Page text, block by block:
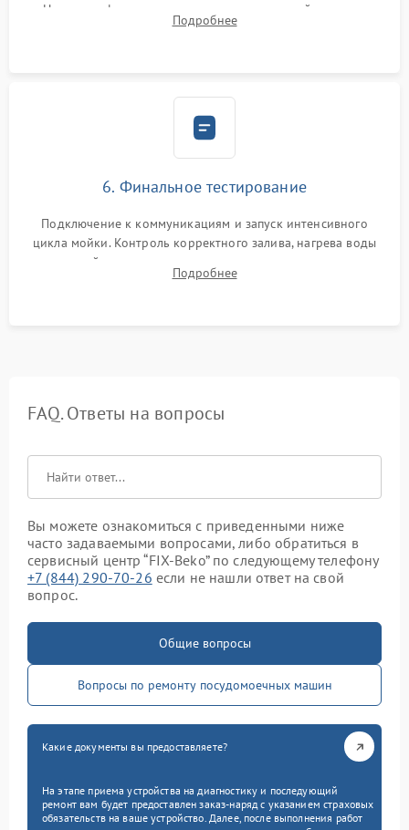
Надежная фиксация хомутов гидравлической системы,
сборка корпуса и установка датчика поплавка.
Подробнее
6. Финальное тестирование
Подключение к коммуникациям и запуск интенсивного
цикла мойки. Контроль корректного залива, нагрева воды
до нужной температуры, отсутствия посторонних шумов,
штатного слива и абсолютной сухости в поддоне.
Подробнее
FAQ. Ответы на вопросы
Вы можете ознакомиться с приведенными ниже
часто задаваемыми вопросами, либо обратиться в
сервисный центр “FIX-Beko” по следующему телефону
+7 (844) 290-70-26 если не нашли ответ на свой
вопрос.
Общие вопросы
Вопросы по ремонту посудомоечных машин
Какие документы вы предоставляете?
На этапе приема устройства на диагностику и последующий
ремонт вам будет предоставлен заказ-наряд с указанием страховых
обязательств на ваше устройство. Далее, после выполнения работ